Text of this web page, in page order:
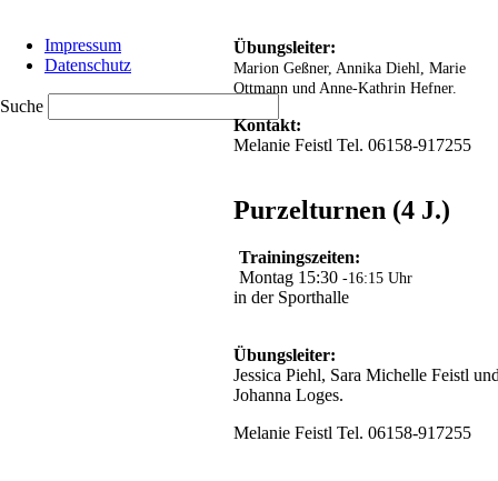
überspringen
Impressum
Datenschutz
Suche
Übungsleiter:
Marion Geßner, Annika Diehl, Marie
Ottmann und Anne-Kathrin Hefner.
Kontakt:
Melanie Feistl Tel. 06158-917255
Purzelturnen (4 J.)
Trainingszeiten:
Montag 15:30 -16:15 Uhr
in der Sporthalle
Übungsleiter:
Jessica Piehl, Sara Michelle Feistl
Johanna Loges.
Melanie Feistl Tel. 06158-917255